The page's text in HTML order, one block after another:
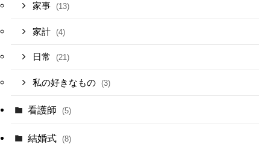
家事 (13)
家計 (4)
日常 (21)
私の好きなもの (3)
看護師 (5)
結婚式 (8)